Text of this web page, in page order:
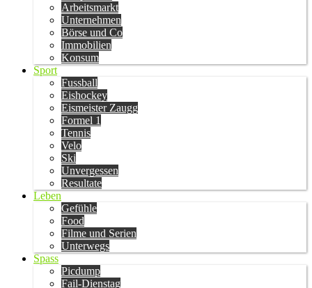
Arbeitsmarkt
Unternehmen
Börse und Co
Immobilien
Konsum
Sport
Fussball
Eishockey
Eismeister Zaugg
Formel 1
Tennis
Velo
Ski
Unvergessen
Resultate
Leben
Gefühle
Food
Filme und Serien
Unterwegs
Spass
Picdump
Fail-Dienstag